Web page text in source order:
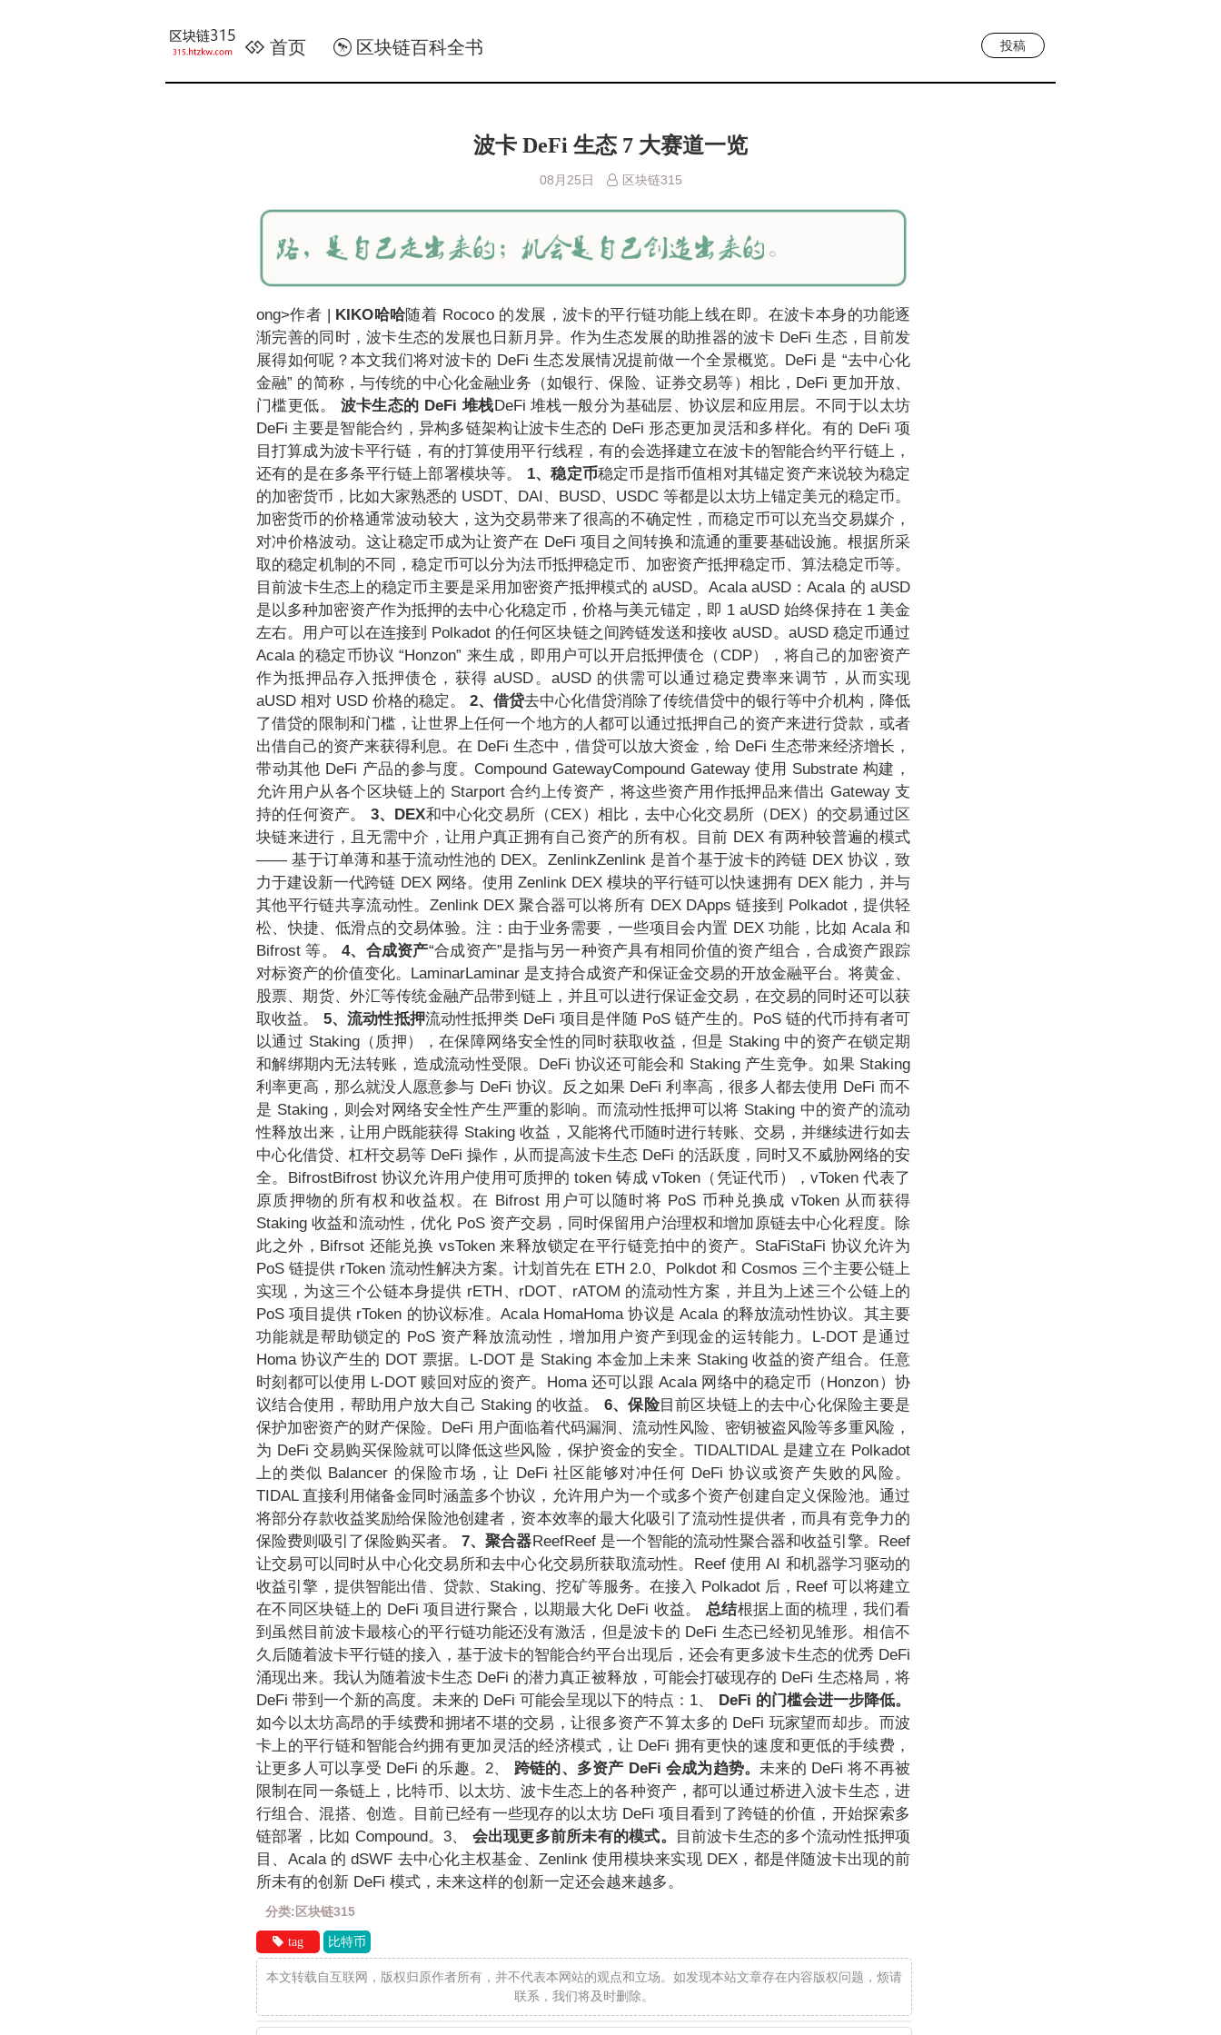
首页 区块链百科全书 投稿
波卡 DeFi 生态 7 大赛道一览
08月25日 区块链315
ong>作者 | KIKO哈哈随着 Rococo 的发展，波卡的平行链功能上线在即。在波卡本身的功能逐
渐完善的同时，波卡生态的发展也日新月异。作为生态发展的助推器的波卡 DeFi 生态，目前发
展得如何呢？本文我们将对波卡的 DeFi 生态发展情况提前做一个全景概览。DeFi 是 “去中心化
金融” 的简称，与传统的中心化金融业务（如银行、保险、证券交易等）相比，DeFi 更加开放、
门槛更低。 波卡生态的 DeFi 堆栈DeFi 堆栈一般分为基础层、协议层和应用层。不同于以太坊
DeFi 主要是智能合约，异构多链架构让波卡生态的 DeFi 形态更加灵活和多样化。有的 DeFi 项
目打算成为波卡平行链，有的打算使用平行线程，有的会选择建立在波卡的智能合约平行链上，
还有的是在多条平行链上部署模块等。 1、稳定币稳定币是指币值相对其锚定资产来说较为稳定
的加密货币，比如大家熟悉的 USDT、DAI、BUSD、USDC 等都是以太坊上锚定美元的稳定币。
加密货币的价格通常波动较大，这为交易带来了很高的不确定性，而稳定币可以充当交易媒介，
对冲价格波动。这让稳定币成为让资产在 DeFi 项目之间转换和流通的重要基础设施。根据所采
取的稳定机制的不同，稳定币可以分为法币抵押稳定币、加密资产抵押稳定币、算法稳定币等。
目前波卡生态上的稳定币主要是采用加密资产抵押模式的 aUSD。Acala aUSD：Acala 的 aUSD
是以多种加密资产作为抵押的去中心化稳定币，价格与美元锚定，即 1 aUSD 始终保持在 1 美金
左右。用户可以在连接到 Polkadot 的任何区块链之间跨链发送和接收 aUSD。aUSD 稳定币通过
Acala 的稳定币协议 “Honzon” 来生成，即用户可以开启抵押债仓（CDP），将自己的加密资产
作为抵押品存入抵押债仓，获得 aUSD。aUSD 的供需可以通过稳定费率来调节，从而实现
aUSD 相对 USD 价格的稳定。 2、借贷去中心化借贷消除了传统借贷中的银行等中介机构，降低
了借贷的限制和门槛，让世界上任何一个地方的人都可以通过抵押自己的资产来进行贷款，或者
出借自己的资产来获得利息。在 DeFi 生态中，借贷可以放大资金，给 DeFi 生态带来经济增长，
带动其他 DeFi 产品的参与度。Compound GatewayCompound Gateway 使用 Substrate 构建，
允许用户从各个区块链上的 Starport 合约上传资产，将这些资产用作抵押品来借出 Gateway 支
持的任何资产。 3、DEX和中心化交易所（CEX）相比，去中心化交易所（DEX）的交易通过区
块链来进行，且无需中介，让用户真正拥有自己资产的所有权。目前 DEX 有两种较普遍的模式
—— 基于订单薄和基于流动性池的 DEX。ZenlinkZenlink 是首个基于波卡的跨链 DEX 协议，致
力于建设新一代跨链 DEX 网络。使用 Zenlink DEX 模块的平行链可以快速拥有 DEX 能力，并与
其他平行链共享流动性。Zenlink DEX 聚合器可以将所有 DEX DApps 链接到 Polkadot，提供轻
松、快捷、低滑点的交易体验。注：由于业务需要，一些项目会内置 DEX 功能，比如 Acala 和
Bifrost 等。4、合成资产“合成资产”是指与另一种资产具有相同价值的资产组合，合成资产跟踪
对标资产的价值变化。LaminarLaminar 是支持合成资产和保证金交易的开放金融平台。将黄金、
股票、期货、外汇等传统金融产品带到链上，并且可以进行保证金交易，在交易的同时还可以获
取收益。 5、流动性抵押流动性抵押类 DeFi 项目是伴随 PoS 链产生的。PoS 链的代币持有者可
以通过 Staking（质押），在保障网络安全性的同时获取收益，但是 Staking 中的资产在锁定期
和解绑期内无法转账，造成流动性受限。DeFi 协议还可能会和 Staking 产生竞争。如果 Staking
利率更高，那么就没人愿意参与 DeFi 协议。反之如果 DeFi 利率高，很多人都去使用 DeFi 而不
是 Staking，则会对网络安全性产生严重的影响。而流动性抵押可以将 Staking 中的资产的流动
性释放出来，让用户既能获得 Staking 收益，又能将代币随时进行转账、交易，并继续进行如去
中心化借贷、杠杆交易等 DeFi 操作，从而提高波卡生态 DeFi 的活跃度，同时又不威胁网络的安
全。BifrostBifrost 协议允许用户使用可质押的 token 铸成 vToken（凭证代币），vToken 代表了
原质押物的所有权和收益权。在 Bifrost 用户可以随时将 PoS 币种兑换成 vToken 从而获得
Staking 收益和流动性，优化 PoS 资产交易，同时保留用户治理权和增加原链去中心化程度。除
此之外，Bifrsot 还能兑换 vsToken 来释放锁定在平行链竞拍中的资产。StaFiStaFi 协议允许为
PoS 链提供 rToken 流动性解决方案。计划首先在 ETH 2.0、Polkdot 和 Cosmos 三个主要公链上
实现，为这三个公链本身提供 rETH、rDOT、rATOM 的流动性方案，并且为上述三个公链上的
PoS 项目提供 rToken 的协议标准。Acala HomaHoma 协议是 Acala 的释放流动性协议。其主要
功能就是帮助锁定的 PoS 资产释放流动性，增加用户资产到现金的运转能力。L-DOT 是通过
Homa 协议产生的 DOT 票据。L-DOT 是 Staking 本金加上未来 Staking 收益的资产组合。任意
时刻都可以使用 L-DOT 赎回对应的资产。Homa 还可以跟 Acala 网络中的稳定币（Honzon）协
议结合使用，帮助用户放大自己 Staking 的收益。 6、保险目前区块链上的去中心化保险主要是
保护加密资产的财产保险。DeFi 用户面临着代码漏洞、流动性风险、密钥被盗风险等多重风险，
为 DeFi 交易购买保险就可以降低这些风险，保护资金的安全。TIDALTIDAL 是建立在 Polkadot
上的类似 Balancer 的保险市场，让 DeFi 社区能够对冲任何 DeFi 协议或资产失败的风险。
TIDAL 直接利用储备金同时涵盖多个协议，允许用户为一个或多个资产创建自定义保险池。通过
将部分存款收益奖励给保险池创建者，资本效率的最大化吸引了流动性提供者，而具有竞争力的
保险费则吸引了保险购买者。7、聚合器ReefReef 是一个智能的流动性聚合器和收益引擎。Reef
让交易可以同时从中心化交易所和去中心化交易所获取流动性。Reef 使用 AI 和机器学习驱动的
收益引擎，提供智能出借、贷款、Staking、挖矿等服务。在接入 Polkadot 后，Reef 可以将建立
在不同区块链上的 DeFi 项目进行聚合，以期最大化 DeFi 收益。总结根据上面的梳理，我们看
到虽然目前波卡最核心的平行链功能还没有激活，但是波卡的 DeFi 生态已经初见雏形。相信不
久后随着波卡平行链的接入，基于波卡的智能合约平台出现后，还会有更多波卡生态的优秀 DeFi
涌现出来。我认为随着波卡生态 DeFi 的潜力真正被释放，可能会打破现存的 DeFi 生态格局，将
DeFi 带到一个新的高度。未来的 DeFi 可能会呈现以下的特点：1、 DeFi 的门槛会进一步降低。
如今以太坊高昂的手续费和拥堵不堪的交易，让很多资产不算太多的 DeFi 玩家望而却步。而波
卡上的平行链和智能合约拥有更加灵活的经济模式，让 DeFi 拥有更快的速度和更低的手续费，
让更多人可以享受 DeFi 的乐趣。2、 跨链的、多资产 DeFi 会成为趋势。未来的 DeFi 将不再被
限制在同一条链上，比特币、以太坊、波卡生态上的各种资产，都可以通过桥进入波卡生态，进
行组合、混搭、创造。目前已经有一些现存的以太坊 DeFi 项目看到了跨链的价值，开始探索多
链部署，比如 Compound。3、 会出现更多前所未有的模式。
目前波卡生态的多个流动性抵押项
目、Acala 的 dSWF 去中心化主权基金、Zenlink 使用模块来实现 DEX，都是伴随波卡出现的前
所未有的创新 DeFi 模式，未来这样的创新一定还会越来越多。
分类:区块链315
tag 比特币
本文转载自互联网，版权归原作者所有，并不代表本网站的观点和立场。如发现本站文章存在内容版权问题，烦请
联系，我们将及时删除。